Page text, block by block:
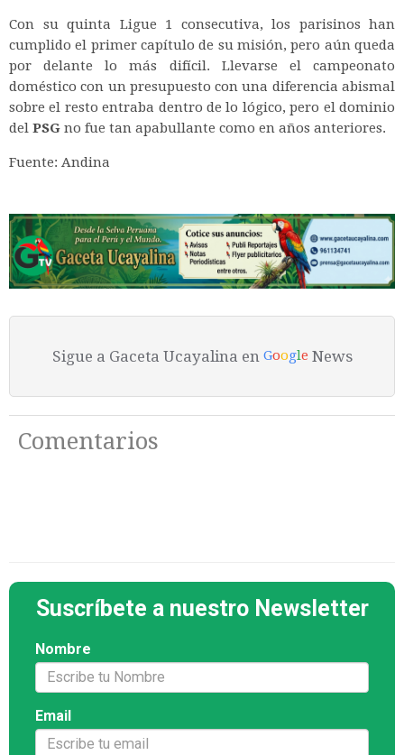
Con su quinta Ligue 1 consecutiva, los parisinos han
cumplido el primer capítulo de su misión, pero aún queda
por delante lo más difícil. Llevarse el campeonato
doméstico con un presupuesto con una diferencia abismal
sobre el resto entraba dentro de lo lógico, pero el dominio
del PSG no fue tan apabullante como en años anteriores.
Fuente: Andina
Sigue a Gaceta Ucayalina en Google News
Comentarios
Suscríbete a nuestro Newsletter
Nombre
Email